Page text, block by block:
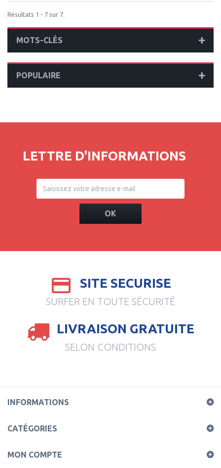
Résultats 1 - 7 sur 7.
MOTS-CLÉS
POPULAIRE
LETTRE D'INFORMATIONS
OK
SITE SECURISE
SURFER EN TOUTE SÉCURITÉ
LIVRAISON GRATUITE
SELON CONDITIONS
INFORMATIONS
CATÉGORIES
MON COMPTE